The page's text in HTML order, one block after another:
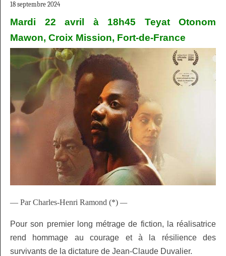
18 septembre 2024
Mardi 22 avril à 18h45 Teyat Otonom
Mawon, Croix Mission, Fort-de-France
— Par Charles-Henri Ramond (*) —
Pour son premier long métrage de fiction, la réalisatrice
rend hommage au courage et à la résilience des
survivants de la dictature de Jean-Claude Duvalier.